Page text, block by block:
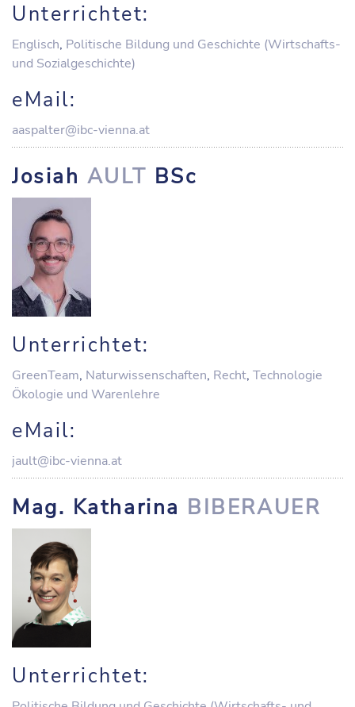
Unterrichtet:
Englisch, Politische Bildung und Geschichte (Wirtschafts-
und Sozialgeschichte)
eMail:
aaspalter@ibc-vienna.at
Josiah AULT BSc
Unterrichtet:
GreenTeam, Naturwissenschaften, Recht, Technologie
Ökologie und Warenlehre
eMail:
jault@ibc-vienna.at
Mag. Katharina BIBERAUER
Unterrichtet: